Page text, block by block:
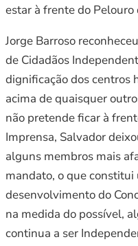
estar à frente do Pelouro
Jorge Barroso
de Cidadãos
dignificação dos centros
acima de quaisquer
não pretende ficar à
Imprensa, Salvador
alguns membros mais
mandato, o que constitui
desenvolvimento do
na medida do possível,
continua a ser